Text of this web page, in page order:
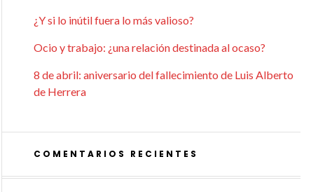
¿Y si lo inútil fuera lo más valioso?
Ocio y trabajo: ¿una relación destinada al ocaso?
8 de abril: aniversario del fallecimiento de Luis Alberto
de Herrera
COMENTARIOS RECIENTES